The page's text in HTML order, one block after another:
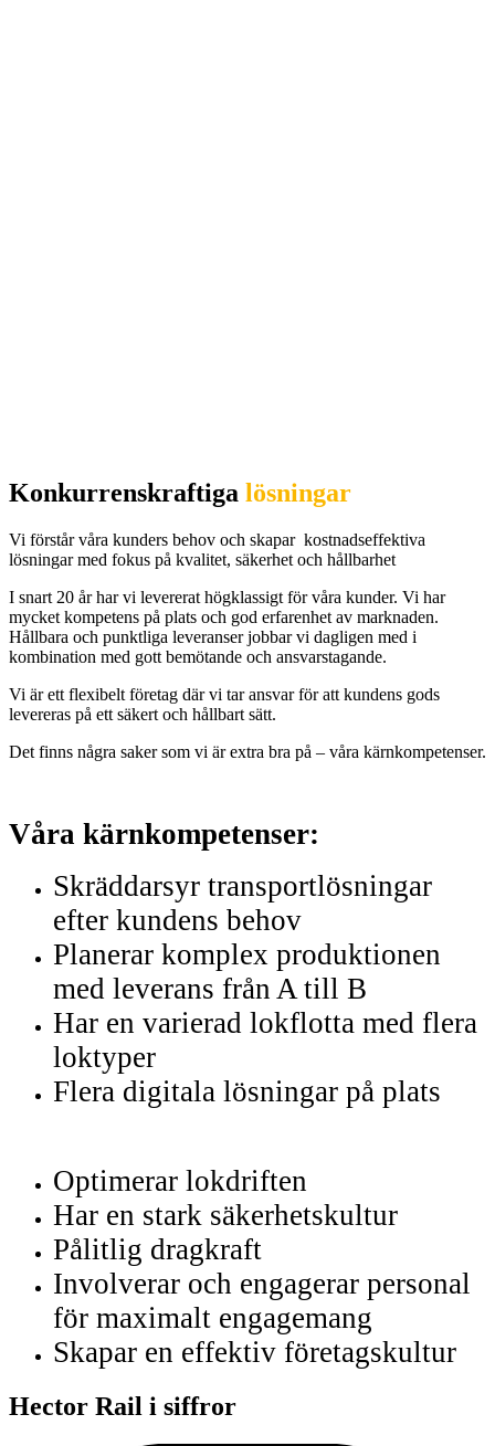
Konkurrenskraftiga lösningar
Vi förstår våra kunders behov och skapar kostnadseffektiva
lösningar med fokus på kvalitet, säkerhet och hållbarhet
I snart 20 år har vi levererat högklassigt för våra kunder. Vi har
mycket kompetens på plats och god erfarenhet av marknaden.
Hållbara och punktliga leveranser jobbar vi dagligen med i
kombination med gott bemötande och ansvarstagande.
Vi är ett flexibelt företag där vi tar ansvar för att kundens gods
levereras på ett säkert och hållbart sätt.
Det finns några saker som vi är extra bra på – våra kärnkompetenser.
Våra kärnkompetenser:
Skräddarsyr transportlösningar
efter kundens behov
Planerar komplex produktionen
med leverans från A till B
Har en varierad lokflotta med flera
loktyper
Flera digitala lösningar på plats
Optimerar lokdriften
Har en stark säkerhetskultur
Pålitlig dragkraft
Involverar och engagerar personal
för maximalt engagemang
Skapar en effektiv företagskultur
Hector Rail i siffror